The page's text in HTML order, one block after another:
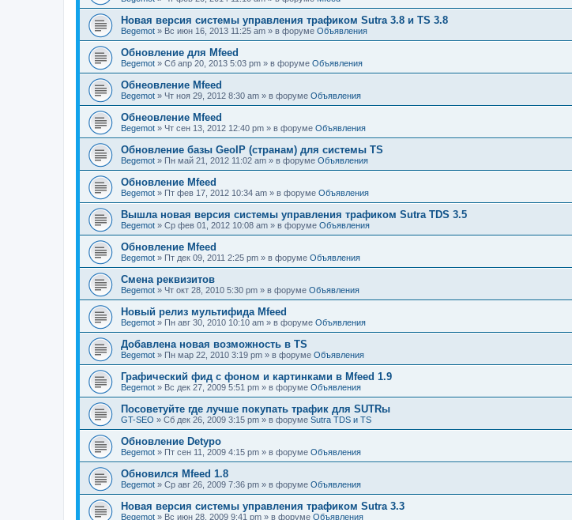
Новая версия системы управления трафиком Sutra 3.8 и TS 3.8
Begemot » Вс июн 16, 2013 11:25 am » в форуме Объявления
Обновление для Mfeed
Begemot » Сб апр 20, 2013 5:03 pm » в форуме Объявления
Обнеовление Mfeed
Begemot » Чт ноя 29, 2012 8:30 am » в форуме Объявления
Обнеовление Mfeed
Begemot » Чт сен 13, 2012 12:40 pm » в форуме Объявления
Обновление базы GeoIP (странам) для системы TS
Begemot » Пн май 21, 2012 11:02 am » в форуме Объявления
Обновление Mfeed
Begemot » Пт фев 17, 2012 10:34 am » в форуме Объявления
Вышла новая версия системы управления трафиком Sutra TDS 3.5
Begemot » Ср фев 01, 2012 10:08 am » в форуме Объявления
Обновление Mfeed
Begemot » Пт дек 09, 2011 2:25 pm » в форуме Объявления
Смена реквизитов
Begemot » Чт окт 28, 2010 5:30 pm » в форуме Объявления
Новый релиз мультифида Mfeed
Begemot » Пн авг 30, 2010 10:10 am » в форуме Объявления
Добавлена новая возможность в TS
Begemot » Пн мар 22, 2010 3:19 pm » в форуме Объявления
Графический фид с фоном и картинками в Mfeed 1.9
Begemot » Вс дек 27, 2009 5:51 pm » в форуме Объявления
Посоветуйте где лучше покупать трафик для SUTRы
GT-SEO » Сб дек 26, 2009 3:15 pm » в форуме Sutra TDS и TS
Обновление Detypo
Begemot » Пт сен 11, 2009 4:15 pm » в форуме Объявления
Обновился Mfeed 1.8
Begemot » Ср авг 26, 2009 7:36 pm » в форуме Объявления
Новая версия системы управления трафиком Sutra 3.3
Begemot » Вс июн 28, 2009 9:41 pm » в форуме Объявления